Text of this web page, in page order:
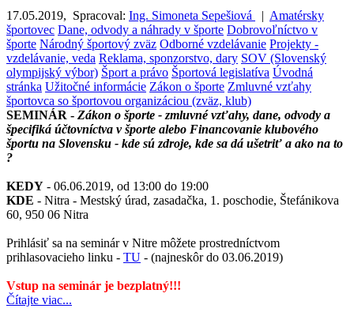
17.05.2019, Spracoval: Ing. Simoneta Sepešiová | Amatérsky
športovec Dane, odvody a náhrady v športe Dobrovoľníctvo v
športe Národný športový zväz Odborné vzdelávanie Projekty -
vzdelávanie, veda Reklama, sponzorstvo, dary SOV (Slovenský
olympijský výbor) Šport a právo Športová legislatíva Úvodná
stránka Užitočné informácie Zákon o športe Zmluvné vzťahy
športovca so športovou organizáciou (zväz, klub)
SEMINÁR - Zákon o športe - zmluvné vzťahy, dane, odvody a
špecifiká účtovníctva v športe alebo Financovanie klubového
športu na Slovensku - kde sú zdroje, kde sa dá ušetriť a ako na to
?
KEDY - 06.06.2019, od 13:00 do 19:00
KDE - Nitra - Mestský úrad, zasadačka, 1. poschodie, Štefánikova
60, 950 06 Nitra
Prihlásiť sa na seminár v Nitre môžete prostredníctvom
prihlasovacieho linku - TU - (najneskôr do 03.06.2019)
Vstup na seminár je bezplatný!!!
Čítajte viac...